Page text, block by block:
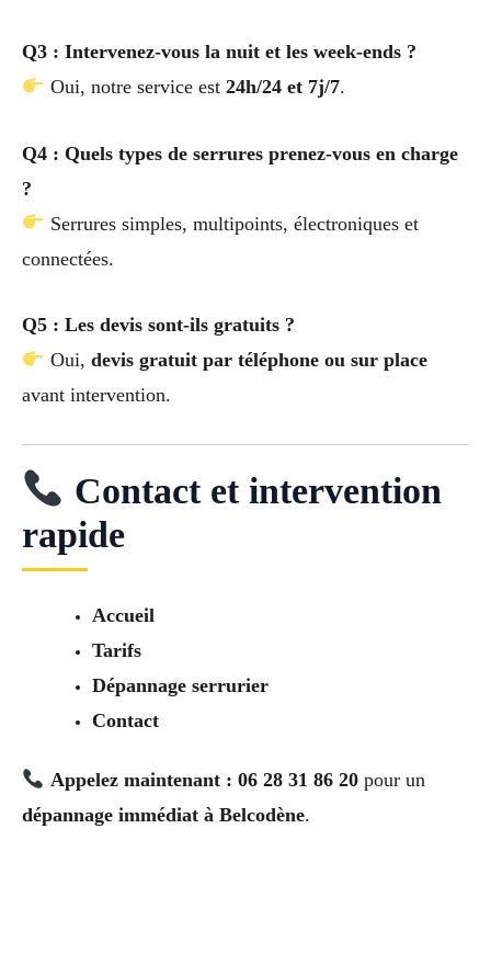
Q3 : Intervenez-vous la nuit et les week-ends ?
Oui, notre service est 24h/24 et 7j/7.
Q4 : Quels types de serrures prenez-vous en charge
?
Serrures simples, multipoints, électroniques et
connectées.
Q5 : Les devis sont-ils gratuits ?
Oui, devis gratuit par téléphone ou sur place
avant intervention.
Contact et intervention
rapide
Accueil
Tarifs
Dépannage serrurier
Contact
Appelez maintenant : 06 28 31 86 20pour un
dépannage immédiat à Belcodène.